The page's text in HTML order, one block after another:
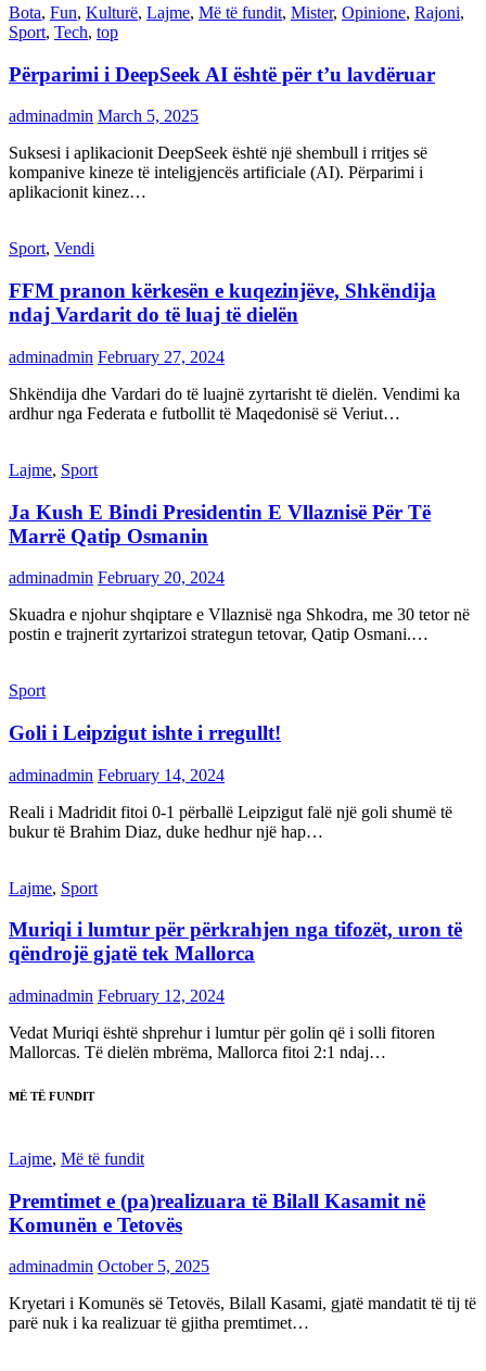
Bota, Fun, Kulturë, Lajme, Më të fundit, Mister, Opinione, Rajoni,
Sport, Tech, top
Përparimi i DeepSeek AI është për t’u lavdëruar
adminadmin March 5, 2025
Suksesi i aplikacionit DeepSeek është një shembull i rritjes së
kompanive kineze të inteligjencës artificiale (AI). Përparimi i
aplikacionit kinez…
Sport, Vendi
FFM pranon kërkesën e kuqezinjëve, Shkëndija
ndaj Vardarit do të luaj të dielën
adminadmin February 27, 2024
Shkëndija dhe Vardari do të luajnë zyrtarisht të dielën. Vendimi ka
ardhur nga Federata e futbollit të Maqedonisë së Veriut…
Lajme, Sport
Ja Kush E Bindi Presidentin E Vllaznisë Për Të
Marrë Qatip Osmanin
adminadmin February 20, 2024
Skuadra e njohur shqiptare e Vllaznisë nga Shkodra, me 30 tetor në
postin e trajnerit zyrtarizoi strategun tetovar, Qatip Osmani.…
Sport
Goli i Leipzigut ishte i rregullt!
adminadmin February 14, 2024
Reali i Madridit fitoi 0-1 përballë Leipzigut falë një goli shumë të
bukur të Brahim Diaz, duke hedhur një hap…
Lajme, Sport
Muriqi i lumtur për përkrahjen nga tifozët, uron të
qëndrojë gjatë tek Mallorca
adminadmin February 12, 2024
Vedat Muriqi është shprehur i lumtur për golin që i solli fitoren
Mallorcas. Të dielën mbrëma, Mallorca fitoi 2:1 ndaj…
MË TË FUNDIT
Lajme, Më të fundit
Premtimet e (pa)realizuara të Bilall Kasamit në
Komunën e Tetovës
adminadmin October 5, 2025
Kryetari i Komunës së Tetovës, Bilall Kasami, gjatë mandatit të tij të
parë nuk i ka realizuar të gjitha premtimet…